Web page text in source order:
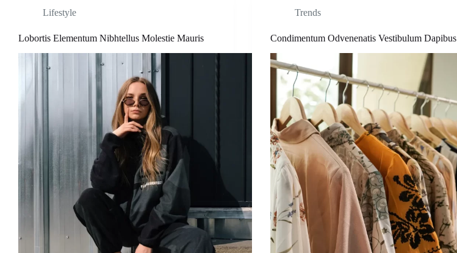
Lifestyle
Lobortis Elementum Nibhtellus Molestie Mauris
Trends
Condimentum Odvenenatis Vestibulum Dapibus